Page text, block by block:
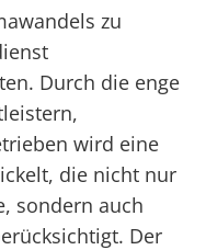
zu
Durch die enge
wird eine
die nicht nur
sondern auch
Der